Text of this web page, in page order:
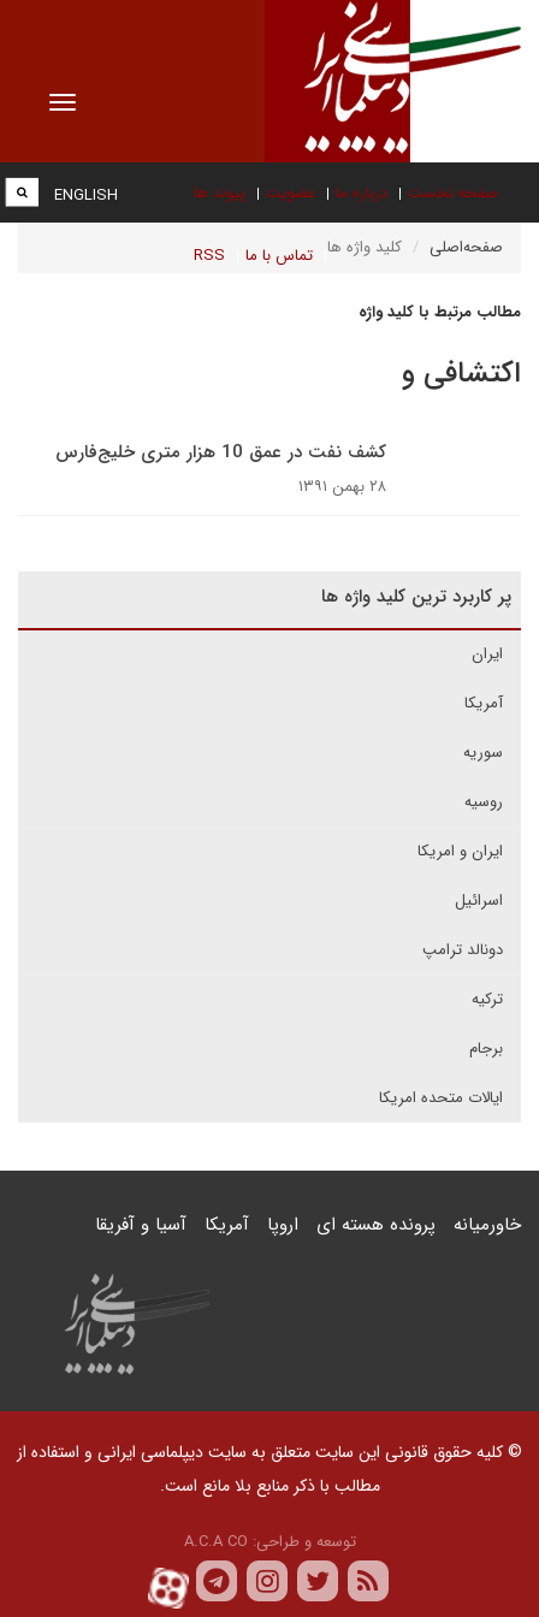
Toggle
صفحه نخست درباره ما عضویت پیوند ها
تماس با ما RSS
ENGLISH
صفحه‌اصلی کلید واژه ها
مطالب مرتبط با کلید واژه
اکتشافی و
کشف نفت در عمق 10 هزار متری خلیج‌فارس
۲۸ بهمن ۱۳۹۱
پر کاربرد ترین کلید واژه ها
ایران
آمریکا
سوریه
روسیه
ایران و امریکا
اسرائیل
دونالد ترامپ
ترکیه
برجام
ایالات متحده امریکا
خاورمیانه پرونده هسته ای اروپا آمریکا آسیا و آفریقا
© کلیه حقوق قانونی این سایت متعلق به سایت دیپلماسی ایرانی و استفاده از
مطالب با ذکر منابع بلا مانع است.
توسعه و طراحی: A.C.A CO